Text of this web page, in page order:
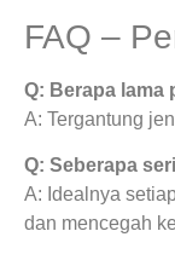
FAQ –
Q: Berapa lama
A: Tergantung
Q: Seberapa
A: Idealnya
dan mencegah